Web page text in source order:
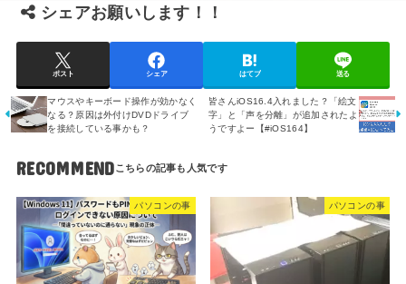
シェアお願いします！！
ポスト シェア はてブ 送る
皆さんiOS16.4入れました？「絵文
字」と「声を分離」が追加されたよ
うですよー【#iOS164】
マウスやキーボード操作が効かなく
なる？原因は外付けDVDドライブ
を接続している事かも？
RECOMMEND
パソコンの事 パソコンの事